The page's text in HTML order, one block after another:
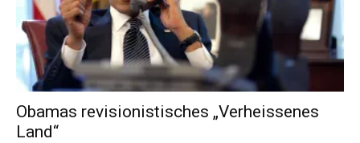
Obamas revisionistisches „Verheissenes
Land“